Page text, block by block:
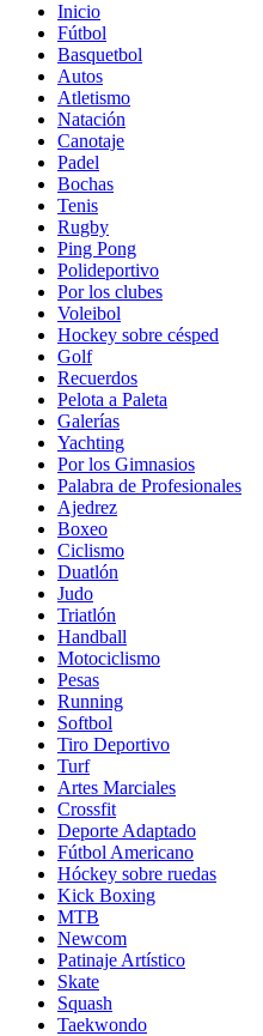
Inicio
Fútbol
Basquetbol
Autos
Atletismo
Natación
Canotaje
Padel
Bochas
Tenis
Rugby
Ping Pong
Polideportivo
Por los clubes
Voleibol
Hockey sobre césped
Golf
Recuerdos
Pelota a Paleta
Galerías
Yachting
Por los Gimnasios
Palabra de Profesionales
Ajedrez
Boxeo
Ciclismo
Duatlón
Judo
Triatlón
Handball
Motociclismo
Pesas
Running
Softbol
Tiro Deportivo
Turf
Artes Marciales
Crossfit
Deporte Adaptado
Fútbol Americano
Hóckey sobre ruedas
Kick Boxing
MTB
Newcom
Patinaje Artístico
Skate
Squash
Taekwondo